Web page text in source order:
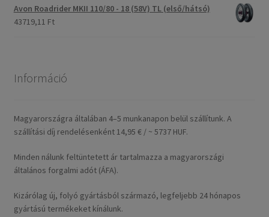
Avon Roadrider MKII 110/80 - 18 (58V) TL (első/hátsó)
43719,11 Ft
Információ
Magyarországra általában 4–5 munkanapon belül szállítunk. A
szállítási díj rendelésenként 14,95 € / ~ 5737 HUF.
Minden nálunk feltüntetett ár tartalmazza a magyarországi
általános forgalmi adót (ÁFA).
Kizárólag új, folyó gyártásból származó, legfeljebb 24 hónapos
gyártású termékeket kínálunk.